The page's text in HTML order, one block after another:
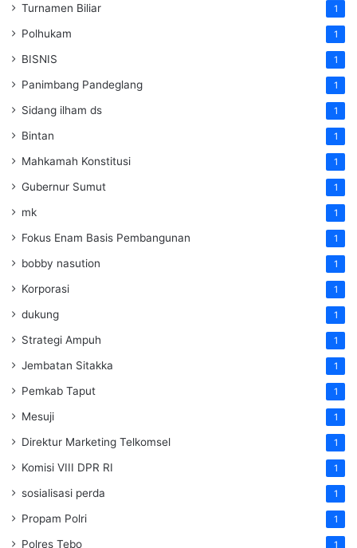
Turnamen Biliar 1
Polhukam 1
BISNIS 1
Panimbang Pandeglang 1
Sidang ilham ds 1
Bintan 1
Mahkamah Konstitusi 1
Gubernur Sumut 1
mk 1
Fokus Enam Basis Pembangunan 1
bobby nasution 1
Korporasi 1
dukung 1
Strategi Ampuh 1
Jembatan Sitakka 1
Pemkab Taput 1
Mesuji 1
Direktur Marketing Telkomsel 1
Komisi VIII DPR RI 1
sosialisasi perda 1
Propam Polri 1
Polres Tebo 1